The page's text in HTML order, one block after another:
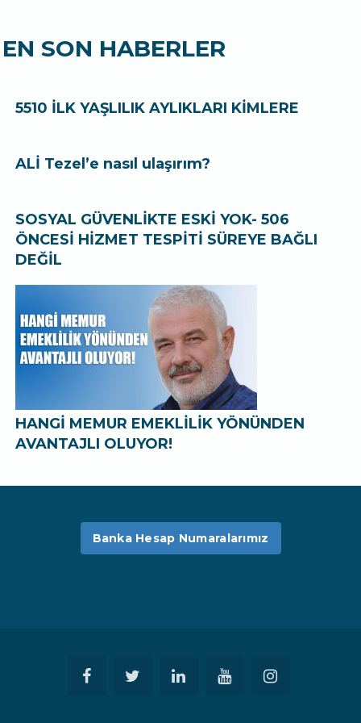
EN SON HABERLER
5510 İLK YAŞLILIK AYLIKLARI KİMLERE
ALİ Tezel’e nasıl ulaşırım?
SOSYAL GÜVENLİKTE ESKİ YOK- 506
ÖNCESİ HİZMET TESPİTİ SÜREYE BAĞLI
DEĞİL
HANGİ MEMUR EMEKLİLİK YÖNÜNDEN
AVANTAJLI OLUYOR!
Banka Hesap Numaralarımız